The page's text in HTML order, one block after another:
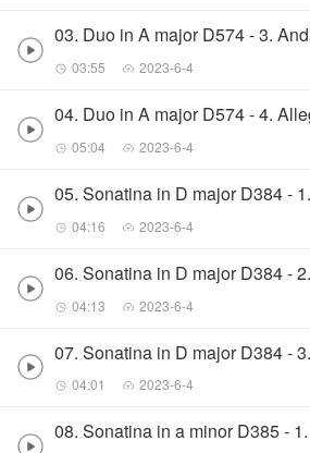
03. Duo in A major D574 - 3.
03:55 2023-6-4
05:04 2023-6-4
04:16 2023-6-4
06. Sonatina in D major D384 -
04:13 2023-6-4
04:01 2023-6-4